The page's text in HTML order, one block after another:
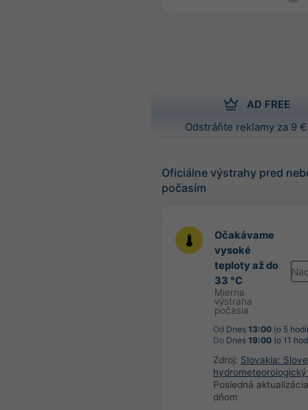
AD FREE
Odstráňte reklamy za 9
Oficiálne výstrahy pred
počasím
Očakávame
vysoké
teploty až do
33 °C
Mierna
výstraha
počasia
Od Dnes 13:00 (o 5
Do Dnes 19:00 (o 11
Zdroj: Slovakia:
Posledná
dňom